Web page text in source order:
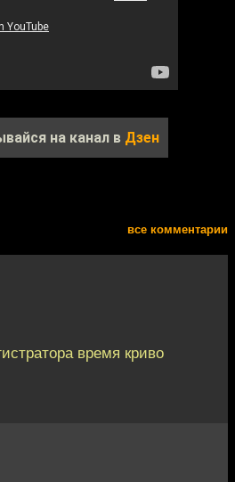
на канал в Дзен
все комментарии
время криво